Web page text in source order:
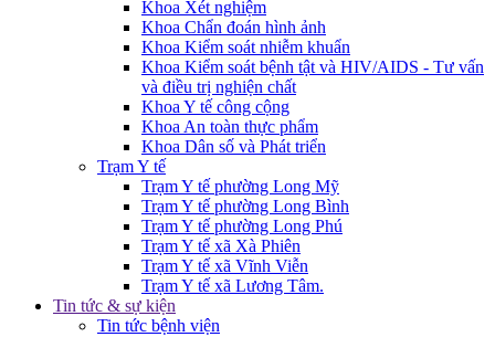
Khoa Xét nghiệm
Khoa Chẩn đoán hình ảnh
Khoa Kiểm soát nhiễm khuẩn
Khoa Kiểm soát bệnh tật và HIV/AIDS - Tư vấn
và điều trị nghiện chất
Khoa Y tế công cộng
Khoa An toàn thực phẩm
Khoa Dân số và Phát triển
Trạm Y tế
Trạm Y tế phường Long Mỹ
Trạm Y tế phường Long Bình
Trạm Y tế phường Long Phú
Trạm Y tế xã Xà Phiên
Trạm Y tế xã Vĩnh Viễn
Trạm Y tế xã Lương Tâm.
Tin tức & sự kiện
Tin tức bệnh viện